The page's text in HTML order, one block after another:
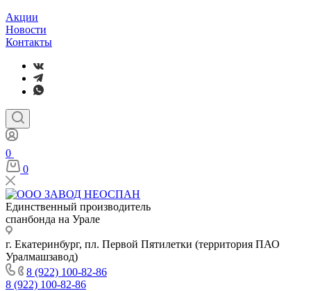
Акции
Новости
Контакты
0
0
Единственный производитель
спанбонда на Урале
г. Екатеринбург, пл. Первой Пятилетки (территория ПАО
Уралмашзавод)
8 (922) 100-82-86
8 (922) 100-82-86